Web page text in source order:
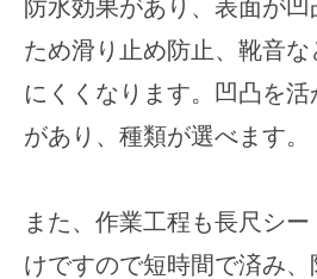
防水効果があり、表面が
ため滑り止め防止、靴音な
にくくなります。凹凸を
があり、種類が選べます。
また、作業工程も長尺シ
けですので短時間で済み、